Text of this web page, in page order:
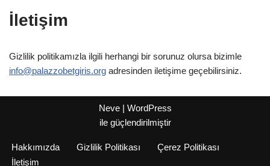
İletişim
Gizlilik politikamızla ilgili herhangi bir sorunuz olursa bizimle
info@palazzobetgiris.org adresinden iletişime geçebilirsiniz.
Neve| WordPress
ile güçlendirilmiştir
Hakkımızda Gizlilik Politikası
Çerez Politikası
İletişim